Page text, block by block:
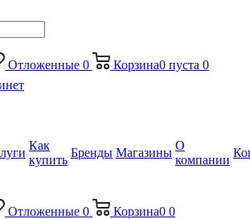
Отложенные 0 Корзина0 пуста 0
Как
купить
Бренды Магазины
О
компании
Отложенные 0 Корзина0 0